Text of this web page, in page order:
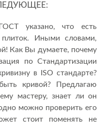
указано, что есть
плиток. Иными словами,
Как Вы думаете, почему
по Стандартизации
в ISO стандарте?
кривой? Предлагаю
мастеру, знает ли он
можно проверить его
стоит поменять не